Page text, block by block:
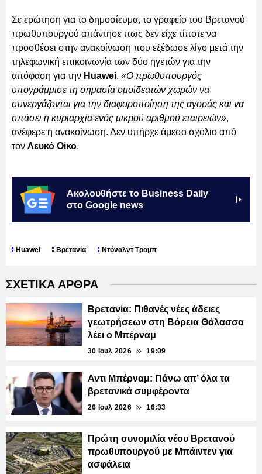
Σε ερώτηση για το δημοσίευμα, το γραφείο του Βρετανού
πρωθυπουργού απάντησε πως δεν είχε τίποτε να
προσθέσει στην ανακοίνωση που εξέδωσε λίγο μετά την
τηλεφωνική επικοινωνία των δύο ηγετών για την
απόφαση για την Huawei. «Ο πρωθυπουργός
υπογράμμισε τη σημασία ομοϊδεατών χωρών να
συνεργάζονται για την διαφοροποίηση της αγοράς και να
σπάσει η κυριαρχία ενός μικρού αριθμού εταιρειών»,
ανέφερε η ανακοίνωση. Δεν υπήρχε άμεσο σχόλιο από
τον Λευκό Οίκο.
Ακολουθήστε το Business Daily
στο Google news
Huawei Βρετανία Ντόναλντ Τραμπ
ΣΧΕΤΙΚΑ ΑΡΘΡΑ
Βρετανία: Πιθανές νέες άδειες
γεωτρήσεων στη Βόρεια Θάλασσα
λέει ο Μπέρναμ
30 Ιουλ 2026 19:09
Αντι Μπέρναμ: Πάνω απ’ όλα τα
βρετανικά συμφέροντα
26 Ιουλ 2026 16:33
Πρώτη συνομιλία νέου Βρετανού
πρωθυπουργού με Μπάιντεν για
ασφάλεια